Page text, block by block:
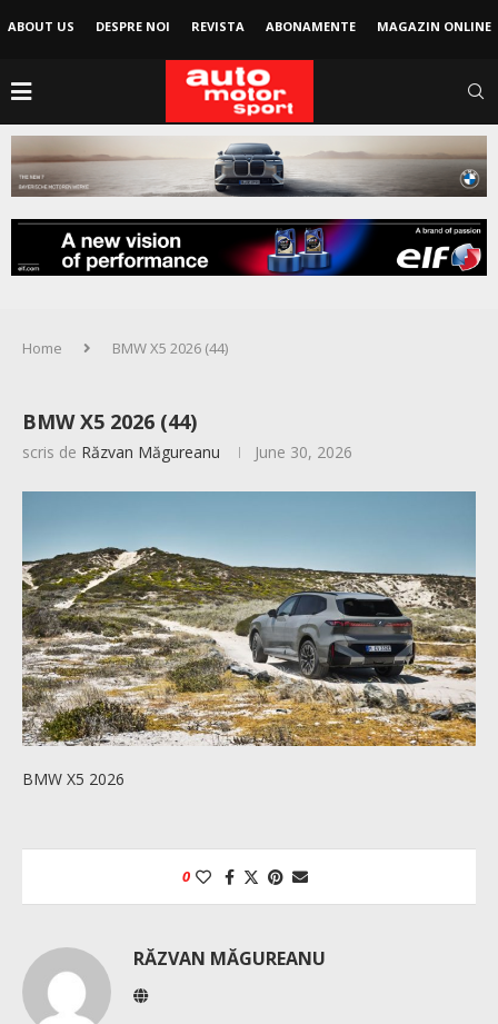
ABOUT US DESPRE NOI REVISTA ABONAMENTE MAGAZIN ONLINE
Home BMW X5 2026 (44)
BMW X5 2026 (44)
scris de Răzvan Măgureanu June 30, 2026
BMW X5 2026
0
RĂZVAN MĂGUREANU